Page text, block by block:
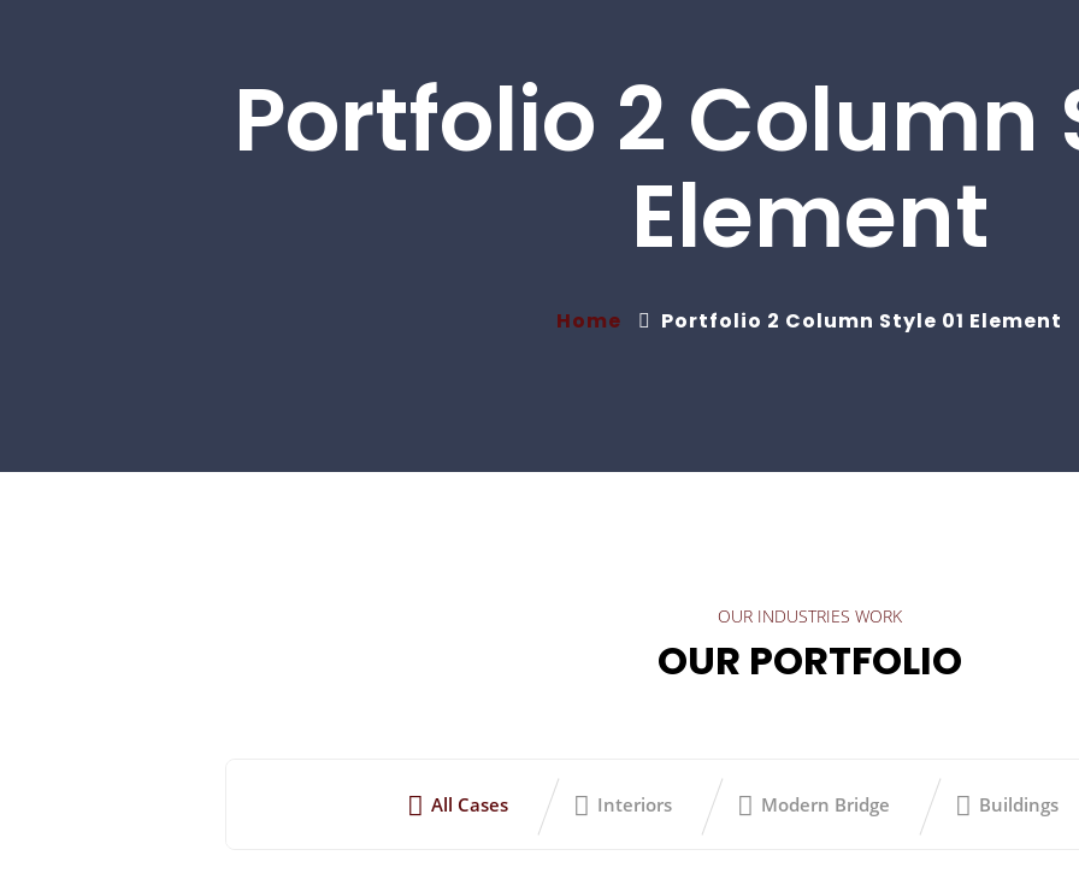
Portfolio 2 Column
Element
Home Portfolio 2 Column Style 01 Element
OUR INDUSTRIES WORK
OUR PORTFOLIO
All Cases Interiors Modern Bridge Buildings